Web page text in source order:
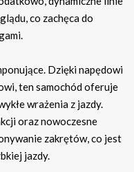
co zachęca do
Dzięki napędowi
ten samochód oferuje
wrażenia z jazdy.
oraz nowoczesne
zakrętów, co jest
jazdy.